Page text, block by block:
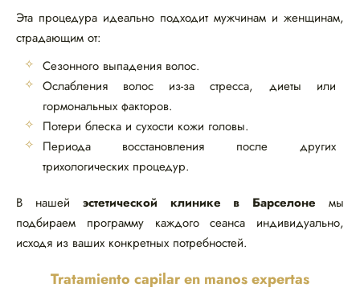
Эта процедура идеально подходит мужчинам и женщинам,
страдающим от:
Сезонного выпадения волос.
Ослабления волос из-за стресса, диеты или
гормональных факторов.
Потери блеска и сухости кожи головы.
Периода восстановления после других
трихологических процедур.
В нашей эстетической клинике в Барселоне мы
подбираем программу каждого сеанса индивидуально,
исходя из ваших конкретных потребностей.
Tratamiento capilar en manos expertas